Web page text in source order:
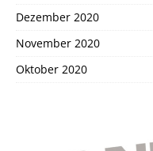
Dezember 2020
November 2020
Oktober 2020